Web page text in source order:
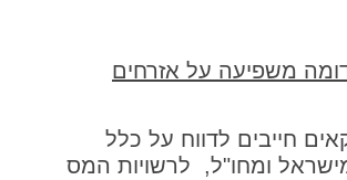
משפיעה על אזרחים
חייבים לדווח על כלל
ומחו"ל, לרשויות המס